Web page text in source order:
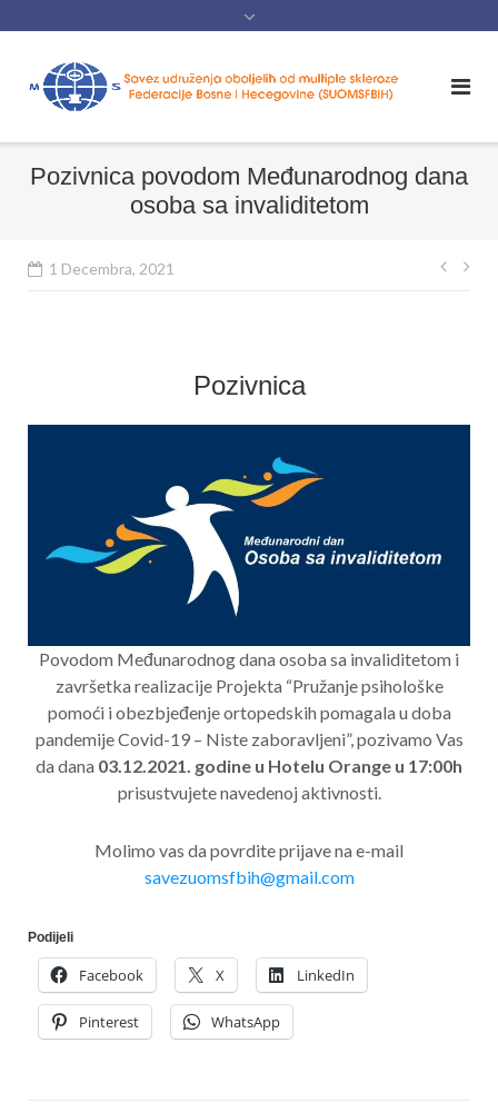
Pozivnica povodom Međunarodnog dana
osoba sa invaliditetom
1 Decembra, 2021
Pozivnica
Povodom Međunarodnog dana osoba sa invaliditetom i
završetka realizacije Projekta “Pružanje psihološke
pomoći i obezbjeđenje ortopedskih pomagala u doba
pandemije Covid-19 – Niste zaboravljeni”, pozivamo Vas
da dana 03.12.2021. godine u Hotelu Orange u 17:00h
prisustvujete navedenoj aktivnosti.
Molimo vas da povrdite prijave na e-mail
savezuomsfbih@gmail.com
Podijeli
Facebook X LinkedIn
Pinterest WhatsApp